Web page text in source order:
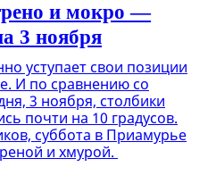
и мокро —
3 ноября
уступает свои позиции
И по сравнению со
3 ноября, столбики
почти на 10 градусов.
суббота в Приамурье
и хмурой.